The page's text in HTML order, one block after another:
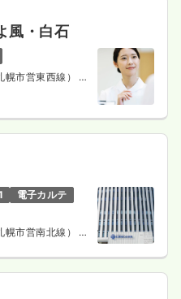
風・白石
幌市営東西線） 徒
電子カルテ
市営南北線） 徒